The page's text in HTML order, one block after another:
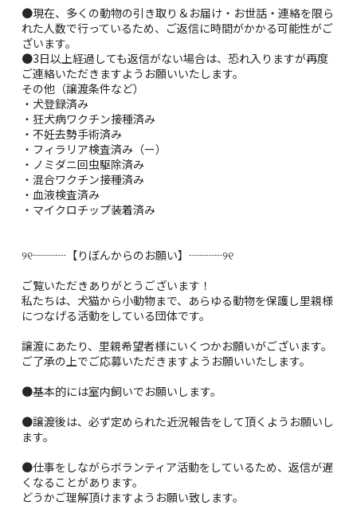
●現在、多くの動物の引き取り＆お届け・お世話・連絡を限ら
れた人数で行っているため、ご返信に時間がかかる可能性がご
ざいます。
●3日以上経過しても返信がない場合は、恐れ入りますが再度
ご連絡いただきますようお願いいたします。
その他（譲渡条件など）
・犬登録済み
・狂犬病ワクチン接種済み
・不妊去勢手術済み
・フィラリア検査済み（ー）
・ノミダニ回虫駆除済み
・混合ワクチン接種済み
・血液検査済み
・マイクロチップ装着済み
୨୧┈┈┈【りぼんからのお願い】┈┈┈୨୧
ご覧いただきありがとうございます！
私たちは、犬猫から小動物まで、あらゆる動物を保護し里親様
につなげる活動をしている団体です。
譲渡にあたり、里親希望者様にいくつかお願いがございます。
ご了承の上でご応募いただきますようお願いいたします。
●基本的には室内飼いでお願いします。
●譲渡後は、必ず定められた近況報告をして頂くようお願いし
ます。
●仕事をしながらボランティア活動をしているため、返信が遅
くなることがあります。
どうかご理解頂けますようお願い致します。